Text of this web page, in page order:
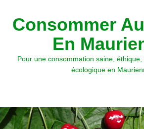
Consommer
En
Pour une consommation saine,
écologique en